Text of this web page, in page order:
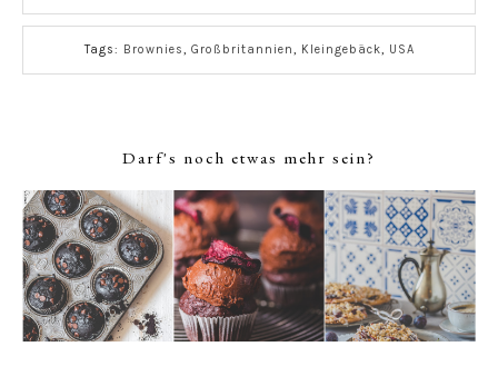
Tags: Brownies, Großbritannien, Kleingebäck, USA
Darf's noch etwas mehr sein?